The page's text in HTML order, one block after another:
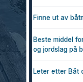
Finne ut av
Beste middel
og jordslag på
Leter etter Båt